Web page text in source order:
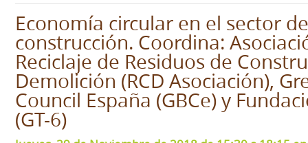
Economía circular en el sector
construcción. Coordina:
Reciclaje de Residuos de
Demolición (RCD Asociación),
Council España (GBCe) y
(GT-6)